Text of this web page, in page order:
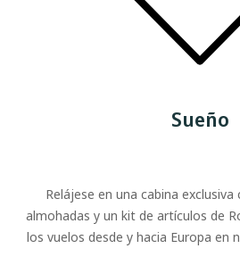
Sueño
Relájese en una cabina
almohadas y un kit de artículos de
los vuelos desde y hacia Europa en